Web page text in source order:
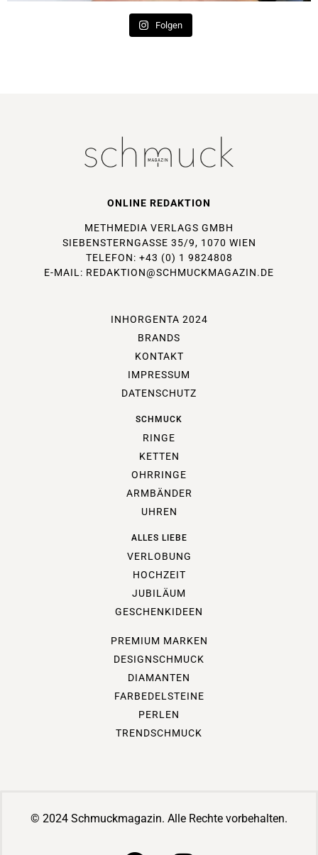
Folgen
ONLINE REDAKTION
METHMEDIA VERLAGS GMBH
SIEBENSTERNGASSE 35/9, 1070 WIEN
TELEFON: +43 (0) 1 9824808
E-MAIL: REDAKTION@SCHMUCKMAGAZIN.DE
INHORGENTA 2024
BRANDS
KONTAKT
IMPRESSUM
DATENSCHUTZ
SCHMUCK
RINGE
KETTEN
OHRRINGE
ARMBÄNDER
UHREN
ALLES LIEBE
VERLOBUNG
HOCHZEIT
JUBILÄUM
GESCHENKIDEEN
PREMIUM MARKEN
DESIGNSCHMUCK
DIAMANTEN
FARBEDELSTEINE
PERLEN
TRENDSCHMUCK
© 2024 Schmuckmagazin. Alle Rechte vorbehalten.